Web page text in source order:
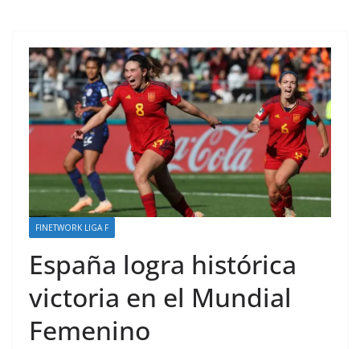
FINETWORK LIGA F
España logra histórica
victoria en el Mundial
Femenino